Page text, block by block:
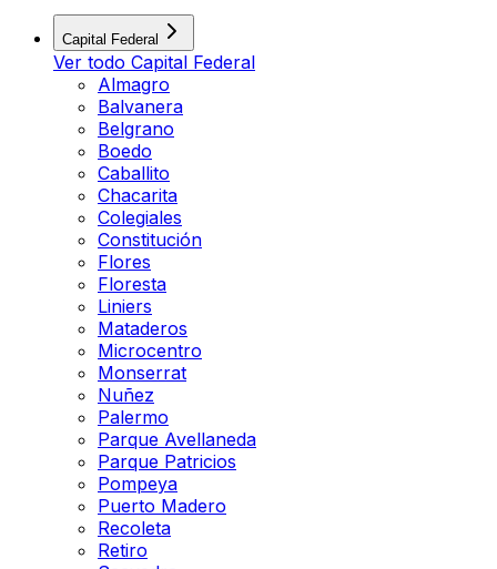
Capital Federal
Ver todo Capital Federal
Almagro
Balvanera
Belgrano
Boedo
Caballito
Chacarita
Colegiales
Constitución
Flores
Floresta
Liniers
Mataderos
Microcentro
Monserrat
Nuñez
Palermo
Parque Avellaneda
Parque Patricios
Pompeya
Puerto Madero
Recoleta
Retiro